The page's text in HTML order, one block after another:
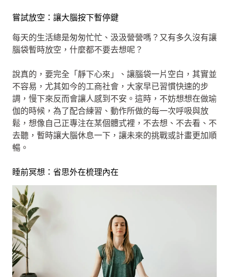
嘗試放空：讓大腦按下暫停鍵
每天的生活總是匆匆忙忙、汲汲營營嗎？又有多久沒有讓
腦袋暫時放空，什麼都不要去想呢？
說真的，要完全「靜下心來」、讓腦袋一片空白，其實並
不容易，尤其如今的工商社會，大家早已習慣快速的步
調，慢下來反而會讓人感到不安。這時，不妨想想在做瑜
伽的時候，為了配合練習、動作所做的每一次呼吸與放
鬆，想像自己正專注在某個體式裡，不去想、不去看、不
去聽，暫時讓大腦休息一下，讓未來的挑戰或計畫更加順
暢。
睡前冥想：省思外在梳理內在